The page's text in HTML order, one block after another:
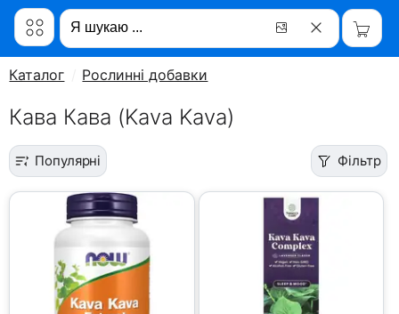
Каталог Рослинні добавки
Кава Кава (Kava Kava)
Популярні Фільтр